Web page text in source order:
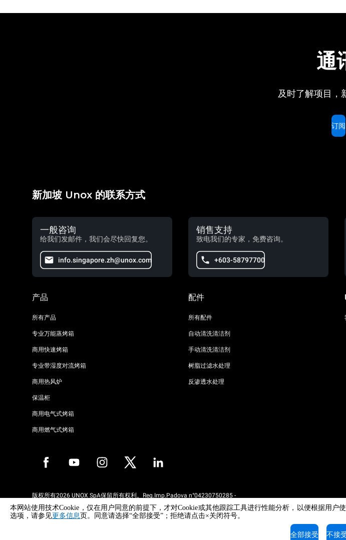
通
及时了解项目，
订阅
新加坡 Unox 的联系方式
一般咨询
给我们发邮件，我们会尽快回复您。
info.singapore.zh@unox.com
销售支持
致电我们的专家，免费咨询。
+603-58797700
产品
所有产品
专业万能蒸烤箱
商用快速烤箱
专业带湿度对流烤箱
商用热风炉
保温柜
商用电气式烤箱
商用燃气式烤箱
配件
所有配件
自动清洗清洁剂
手动清洗清洁剂
树脂过滤水处理
反渗透水处理
版权所有2026 UNOX SpA保留所有权利。Reg.Imp.Padova n°04230750285 -
WEEE Reg. No. IT08020000000377
本网站使用技术Cookie，仅在用户同意的前提下，才对Cookie或其他跟踪工具进行性能分析，以便根据用
选项，请参见更多信息页。同意请选择“全部接受”；拒绝请点击×关闭符号。
全部接受 不接